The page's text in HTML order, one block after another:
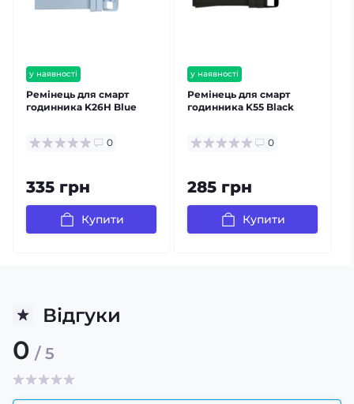
у наявності
Ремінець для смарт
годинника K26H Blue
0
335 грн
Купити
у наявності
Ремінець для смарт
годинника K55 Black
0
285 грн
Купити
Відгуки
0 / 5